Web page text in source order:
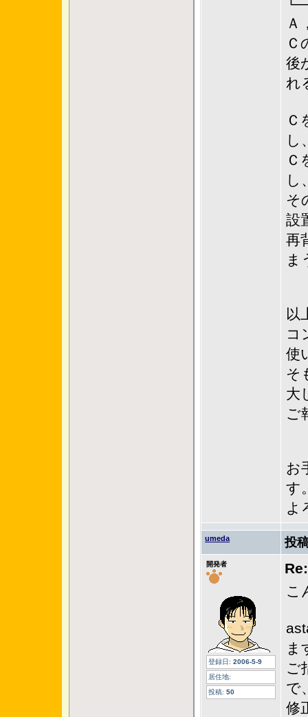
Ａ
Ｃ
後
れ
Ｃ
し
Ｃ
し
そ
設
再
ま
以
コ
使
そ
大
ご
お
す
よ
umeda 投
開発者
登録日: 2006-5-9
居住地:
投稿: 50
こ
ま
ご
で
修